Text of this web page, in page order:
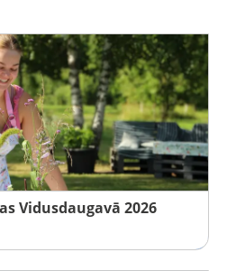
Vidusdaugavā 2026